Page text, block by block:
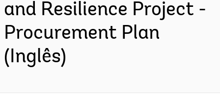
and Resilience Project -
Procurement Plan
(Inglês)